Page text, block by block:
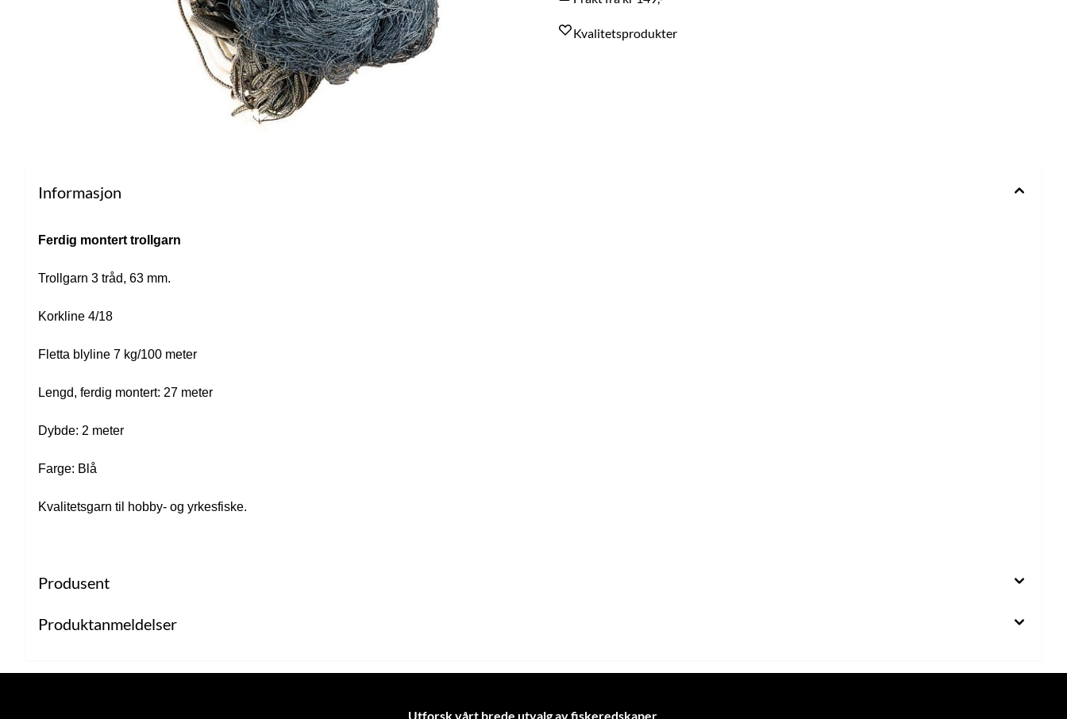
Kvalitetsprodukter
Informasjon
Ferdig montert trollgarn
Trollgarn 3 tråd, 63 mm.
Korkline 4/18
Fletta blyline 7 kg/100 meter
Lengd, ferdig montert: 27 meter
Dybde: 2 meter
Farge: Blå
Kvalitetsgarn til hobby- og yrkesfiske.
Produsent
Produktanmeldelser
Utforsk vårt brede utvalg av fiskeredskaper